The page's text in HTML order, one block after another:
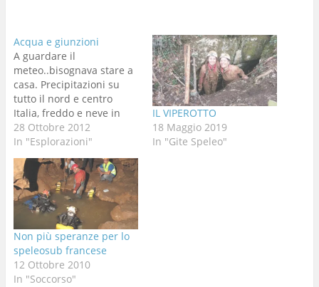
Acqua e giunzioni
A guardare il
meteo..bisognava stare a
casa. Precipitazioni su
tutto il nord e centro
Italia, freddo e neve in
arrivo per tutto il
weekend. quando
partiamo da Vicenza
piove e dirotto e Leone,
nella sua cuccia in fondo
all'auto, uggiola
protestando: ma dove mi
porti stavolta? Elena
stavolta mi accompagna,
…
28 Ottobre 2012
In "Esplorazioni"
IL VIPEROTTO
18 Maggio 2019
In "Gite Speleo"
Non più speranze per lo
speleosub francese
12 Ottobre 2010
In "Soccorso"